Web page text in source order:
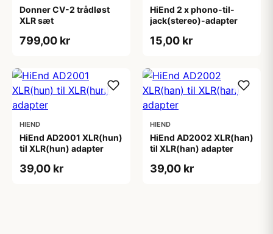
Donner CV-2 trådløst
XLR sæt
799,00 kr
HiEnd 2 x phono-til-
jack(stereo)-adapter
15,00 kr
HIEND
HiEnd AD2001 XLR(hun)
til XLR(hun) adapter
39,00 kr
HIEND
HiEnd AD2002 XLR(han)
til XLR(han) adapter
39,00 kr